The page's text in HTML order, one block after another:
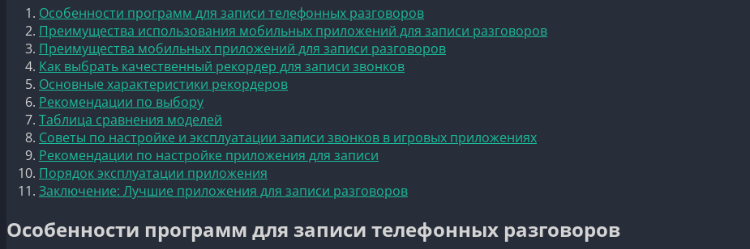
Особенности программ для записи телефонных разговоров
Преимущества использования мобильных приложений для записи разговоров
Преимущества мобильных приложений для записи разговоров
Как выбрать качественный рекордер для записи звонков
Основные характеристики рекордеров
Рекомендации по выбору
Таблица сравнения моделей
Советы по настройке и эксплуатации записи звонков в игровых приложениях
Рекомендации по настройке приложения для записи
Порядок эксплуатации приложения
Заключение: Лучшие приложения для записи разговоров
Особенности программ для записи телефонных разговоров